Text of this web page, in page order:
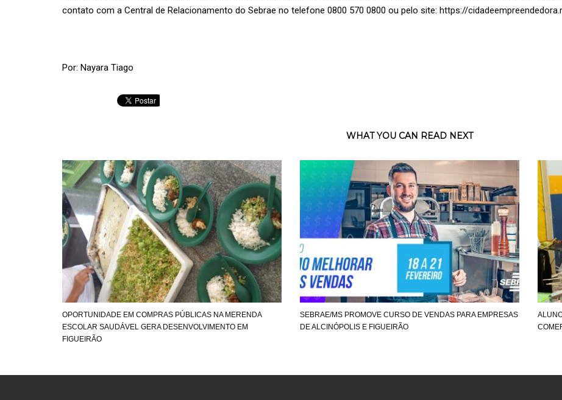
contato com a Central de Relacionamento do Sebrae no telefone 0800 570 0800 ou pelo site: https://
Por: Nayara Tiago
WHAT YOU CAN READ NEXT
OPORTUNIDADE EM COMPRAS PÚBLICAS NA MERENDA
ESCOLAR SAUDÁVEL GERA DESENVOLVIMENTO EM
FIGUEIRÃO
SEBRAE/MS PROMOVE CURSO DE VENDAS PARA EMPRESAS
DE ALCINÓPOLIS E FIGUEIRÃO